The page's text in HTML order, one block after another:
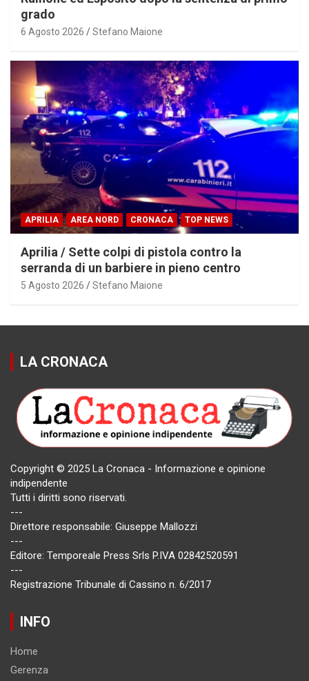
grado
6 Agosto 2026 Stefano Maione
APRILIA AREA NORD CRONACA TOP NEWS
Aprilia / Sette colpi di pistola contro la
serranda di un barbiere in pieno centro
5 Agosto 2026 Stefano Maione
LA CRONACA
Copyright © 2025 La Cronaca - Informazione e opinione
indipendente
Tutti i diritti sono riservati.
---
Direttore responsabile: Giuseppe Mallozzi
---
Editore: Temporeale Press Srls P.IVA 02842520591
---
Registrazione Tribunale di Cassino n. 6/2017
INFO
Home
Gerenza